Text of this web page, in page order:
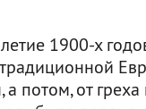
1900-х
а потом, от